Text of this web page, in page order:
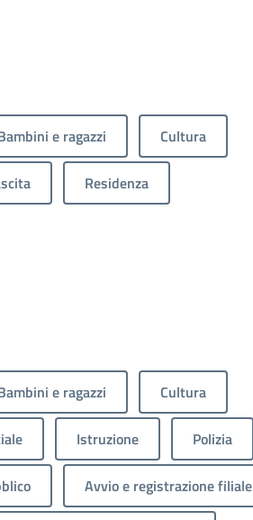
e ragazzi Cultura
Residenza
e ragazzi Cultura
Istruzione Polizia
Avvio e registrazione filiale